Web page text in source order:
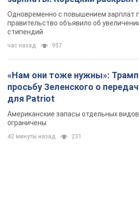
Одновременно с повышением зарплат
правительство объявило об
стипендий
час назад 957
«Нам они тоже нужны»: Трамп
просьбу Зеленского о
для Patriot
Американские запасы отдельных
ограничены
42 минуты назад 231